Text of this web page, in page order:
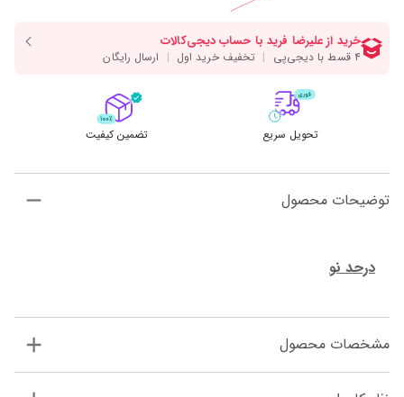
تحویل سریع تضمین کیفیت
توضیحات محصول
درحد نو
مشخصات محصول